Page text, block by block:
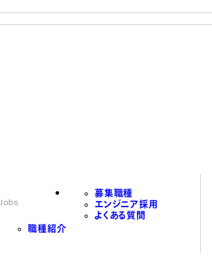
Jobs
職種紹介
募集職種
エンジニア採用
よくある質問